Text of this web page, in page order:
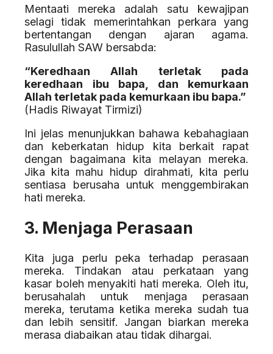
Mentaati mereka adalah satu kewajipan
selagi tidak memerintahkan perkara yang
bertentangan dengan ajaran agama.
Rasulullah SAW bersabda:
“Keredhaan Allah terletak pada
keredhaan ibu bapa, dan kemurkaan
Allah terletak pada kemurkaan ibu bapa.”
(Hadis Riwayat Tirmizi)
Ini jelas menunjukkan bahawa kebahagiaan
dan keberkatan hidup kita berkait rapat
dengan bagaimana kita melayan mereka.
Jika kita mahu hidup dirahmati, kita perlu
sentiasa berusaha untuk menggembirakan
hati mereka.
3. Menjaga Perasaan
Kita juga perlu peka terhadap perasaan
mereka. Tindakan atau perkataan yang
kasar boleh menyakiti hati mereka. Oleh itu,
berusahalah untuk menjaga perasaan
mereka, terutama ketika mereka sudah tua
dan lebih sensitif. Jangan biarkan mereka
merasa diabaikan atau tidak dihargai.